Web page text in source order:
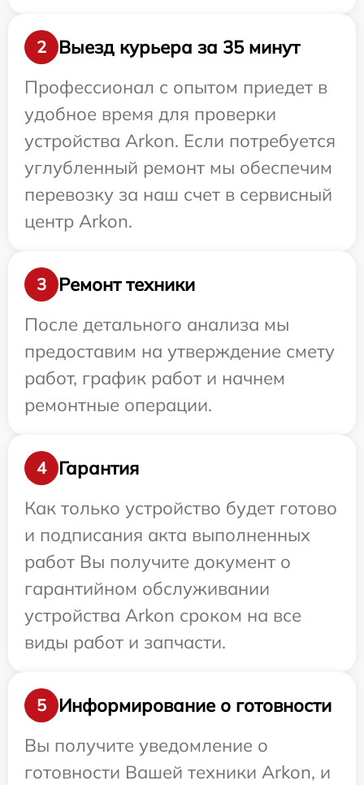
2
Выезд курьера за 35 минут
Профессионал с опытом приедет в
удобное время для проверки
устройства Arkon. Если потребуется
углубленный ремонт мы обеспечим
перевозку за наш счет в сервисный
центр Arkon.
3
Ремонт техники
После детального анализа мы
предоставим на утверждение смету
работ, график работ и начнем
ремонтные операции.
4
Гарантия
Как только устройство будет готово
и подписания акта выполненных
работ Вы получите документ о
гарантийном обслуживании
устройства Arkon сроком на все
виды работ и запчасти.
5
Информирование о готовности
Вы получите уведомление о
готовности Вашей техники Arkon, и